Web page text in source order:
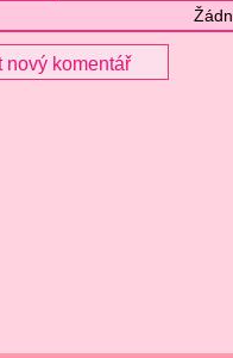
nový komentář